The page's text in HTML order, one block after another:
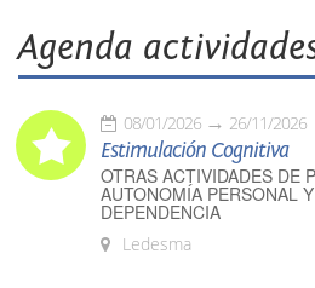
Agenda
08/01/2026 26/11/2026
Estimulación Cognitiva
OTRAS ACTIVIDADES DE
AUTONOMÍA PERSONAL
DEPENDENCIA
Ledesma